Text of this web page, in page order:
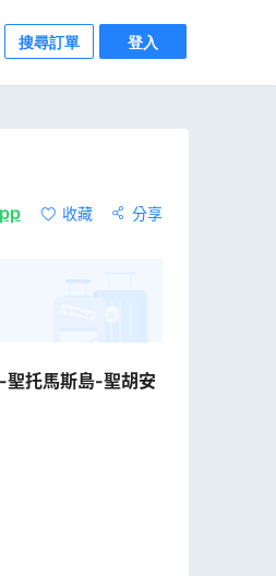
搜尋訂單 登入
收藏
分享
托馬斯島-聖胡安